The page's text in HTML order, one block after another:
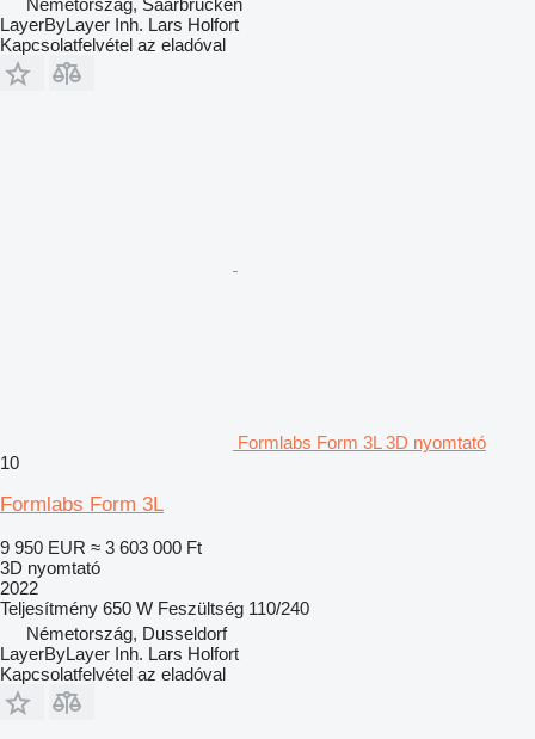
Németország, Saarbrucken
LayerByLayer Inh. Lars Holfort
Kapcsolatfelvétel az eladóval
Formlabs Form 3L 3D nyomtató
10
Formlabs Form 3L
9 950 EUR ≈ 3 603 000 Ft
3D nyomtató
2022
Teljesítmény 650 W Feszültség 110/240
Németország, Dusseldorf
LayerByLayer Inh. Lars Holfort
Kapcsolatfelvétel az eladóval